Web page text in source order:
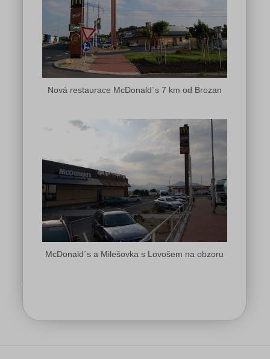
Nová restaurace McDonald´s 7 km od Brozan
McDonald´s a Milešovka s Lovošem na obzoru